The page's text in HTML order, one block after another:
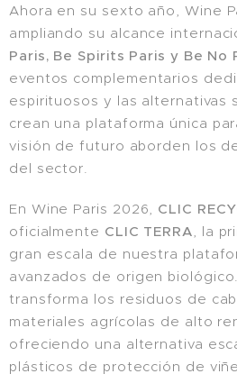
Ahora en su sexto año, Wine
ampliando su alcance
Paris, Be Spirits Paris y Be No
eventos complementarios
espirituosos y las alternativas
crean una plataforma única
visión de futuro aborden los
del sector.
En Wine Paris 2026, CLIC
oficialmente CLIC TERRA , la
gran escala de nuestra
avanzados de origen biológico.
transforma los residuos de
materiales agrícolas de alto
ofreciendo una alternativa
plásticos de protección de